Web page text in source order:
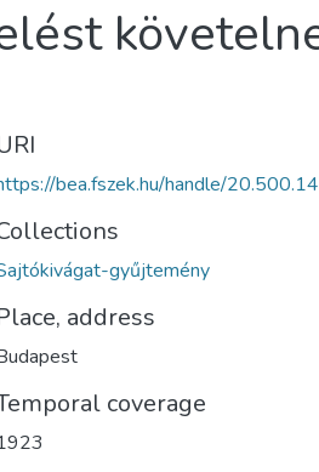
bea.fszek.hu/handle/
gyűjtemény
address
coverage